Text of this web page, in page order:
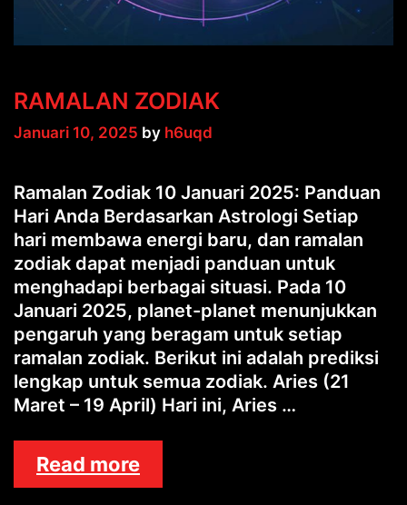
RAMALAN ZODIAK
Januari 10, 2025 by h6uqd
Ramalan Zodiak 10 Januari 2025: Panduan
Hari Anda Berdasarkan Astrologi Setiap
hari membawa energi baru, dan ramalan
zodiak dapat menjadi panduan untuk
menghadapi berbagai situasi. Pada 10
Januari 2025, planet-planet menunjukkan
pengaruh yang beragam untuk setiap
ramalan zodiak. Berikut ini adalah prediksi
lengkap untuk semua zodiak. Aries (21
Maret – 19 April) Hari ini, Aries …
Read moreRAMALAN
ZODIAK